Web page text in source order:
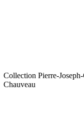
Collection Pierre-
Chauveau